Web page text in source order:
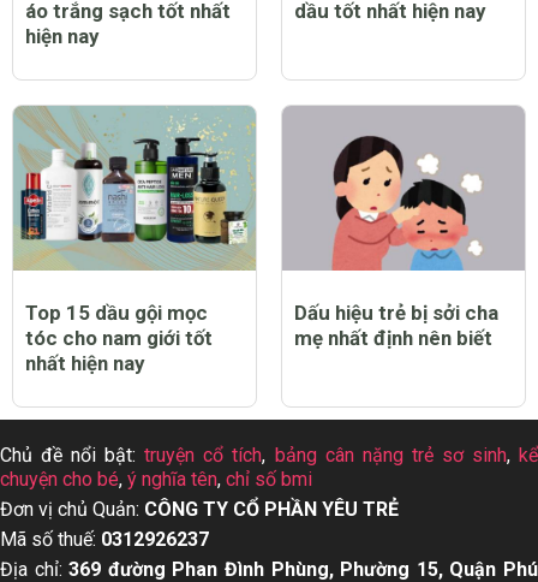
áo trắng sạch tốt nhất
hiện nay
dầu tốt nhất hiện nay
Top 15 dầu gội mọc
tóc cho nam giới tốt
nhất hiện nay
Dấu hiệu trẻ bị sởi cha
mẹ nhất định nên biết
Chủ đề nổi bật:truyện cổ tích, bảng cân nặng trẻ sơ sinh,kể
chuyện cho bé, ý nghĩa tên, chỉ số bmi
Đơn vị chủ Quản: CÔNG TY CỔ PHẦN YÊU TRẺ
Mã số thuế: 0312926237
Địa chỉ:369 đường Phan Đình Phùng, Phường 15, Quận Phú